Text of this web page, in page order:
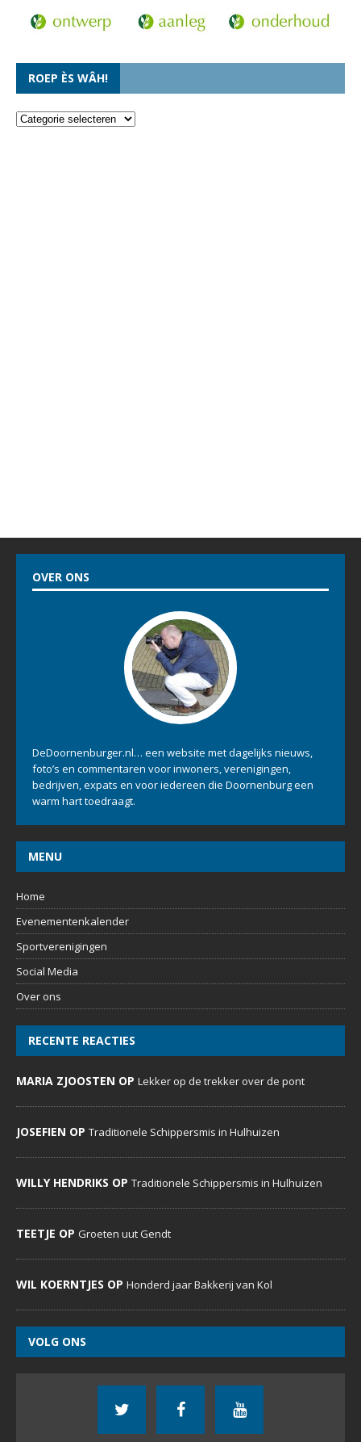
ROEP ÈS WÂH!
OVER ONS
DeDoornenburger.nl… een website met dagelijks nieuws,
foto’s en commentaren voor inwoners, verenigingen,
bedrijven, expats en voor iedereen die Doornenburg een
warm hart toedraagt.
MENU
Home
Evenementenkalender
Sportverenigingen
Social Media
Over ons
RECENTE REACTIES
MARIA ZJOOSTEN OP Lekker op de trekker over de pont
JOSEFIEN OP Traditionele Schippersmis in Hulhuizen
WILLY HENDRIKS OP Traditionele Schippersmis in Hulhuizen
TEETJE OP Groeten uut Gendt
WIL KOERNTJES OP Honderd jaar Bakkerij van Kol
VOLG ONS